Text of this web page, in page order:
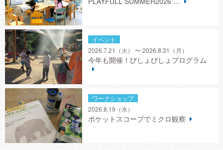
イベント
2026.7.21 （火） 〜 2026.8.31 （月）
今年も開催！びしょびしょプログラム
ワークショップ
2026.8.19 （水）
ポケットスコープでミクロ観察